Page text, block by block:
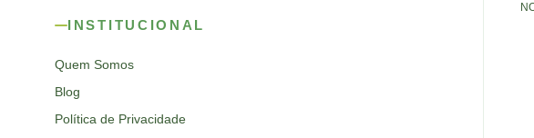
INSTITUCIONAL
Quem Somos
Blog
Política de Privacidade